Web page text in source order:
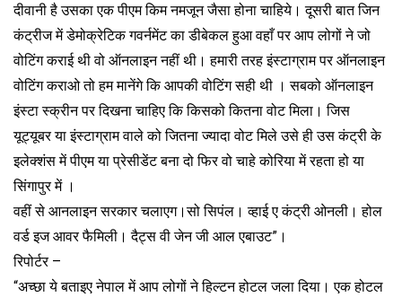
दीवानी है उसका एक पीएम किम नमजून जैसा होना चाहिये। दूसरी बात जिन
कंट्रीज में डेमोक्रेटिक गवर्नमेंट का डीबेकल हुआ वहाँ पर आप लोगों ने जो
वोटिंग कराई थी वो ऑनलाइन नहीं थी। हमारी तरह इंस्टाग्राम पर ऑनलाइन
वोटिंग कराओ तो हम मानेंगे कि आपकी वोटिंग सही थी । सबको ऑनलाइन
इंस्टा स्क्रीन पर दिखना चाहिए कि किसको कितना वोट मिला। जिस
यूट्यूबर या इंस्टाग्राम वाले को जितना ज्यादा वोट मिले उसे ही उस कंट्री के
इलेक्शंस में पीएम या प्रेसीडेंट बना दो फिर वो चाहे कोरिया में रहता हो या
सिंगापुर में ।
वहीं से आनलाइन सरकार चलाएग।सो सिपंल। व्हाई ए कंट्री ओनली। होल
वर्ड इज आवर फैमिली। दैट्स वी जेन जी आल एबाउट”।
रिपोर्टर –
“अच्छा ये बताइए नेपाल में आप लोगों ने हिल्टन होटल जला दिया। एक होटल